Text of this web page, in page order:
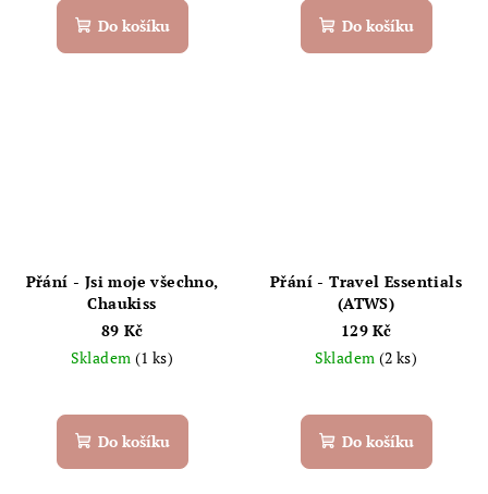
Do košíku Do košíku
Přání - Jsi moje všechno,
Chaukiss
89 Kč
Skladem (1 ks)
Do košíku
Přání - Travel Essentials
(ATWS)
129 Kč
Skladem (2 ks)
Do košíku